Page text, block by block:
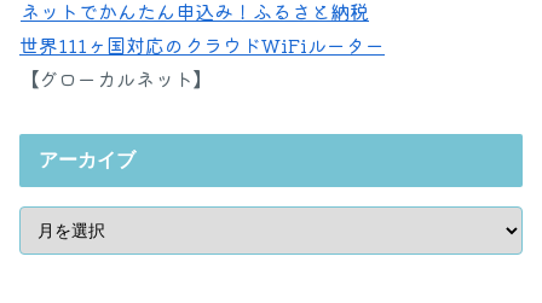
ネットでかんたん申込み！ふるさと納税
世界111ヶ国対応のクラウドWiFiルーター
【グローカルネット】
アーカイブ